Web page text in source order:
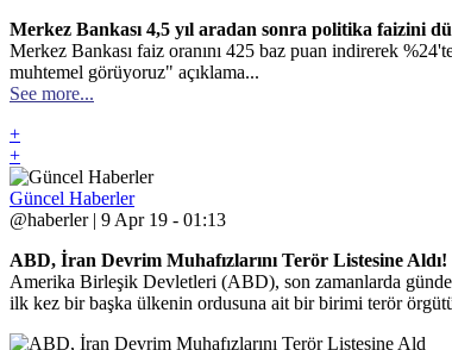
Merkez Bankası 4,5 yıl aradan sonra politika faizini
Merkez Bankası faiz oranını 425 baz puan indirerek
muhtemel görüyoruz" açıklama...
See more...
+
+
Güncel Haberler
@haberler | 9 Apr 19 - 01:13
ABD, İran Devrim Muhafızlarını Terör Listesine Aldı!
Amerika Birleşik Devletleri (ABD), son zamanlarda
ilk kez bir başka ülkenin ordusuna ait bir birimi terör